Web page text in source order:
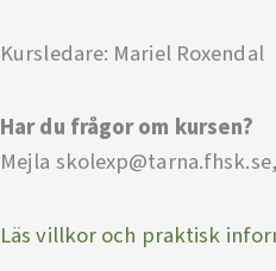
Kursledare: Mariel Roxendal
Har du frågor om kursen?
Mejla
Läs villkor och praktisk